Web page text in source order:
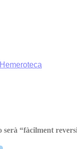
Hemeroteca
“fàcilment